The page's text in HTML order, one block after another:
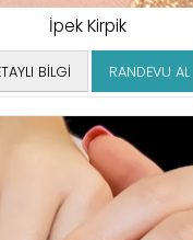
İpek Kirpik
BİLGİ RANDEVU AL